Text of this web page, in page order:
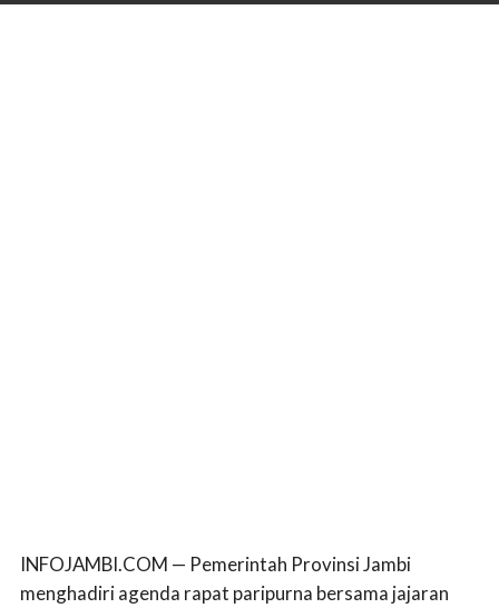
INFOJAMBI.COM — Pemerintah Provinsi Jambi
menghadiri agenda rapat paripurna bersama jajaran